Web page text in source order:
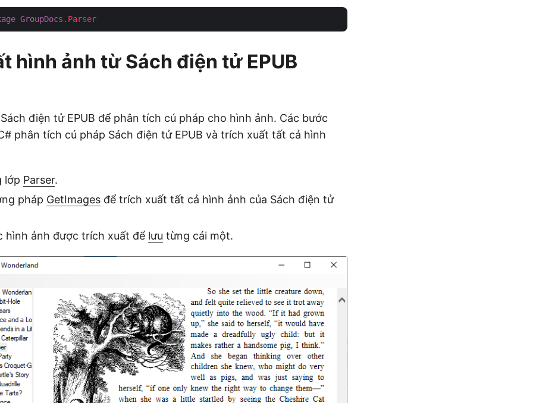
GroupDocs .Parser
hình ảnh từ Sách điện tử EPUB
điện tử EPUB để phân tích cú pháp cho hình ảnh. Các bước
phân tích cú pháp Sách điện tử EPUB và trích xuất tất cả hình
lớp Parser.
pháp GetImages để trích xuất tất cả hình ảnh của Sách điện tử
hình ảnh được trích xuất để lưu từng cái một.